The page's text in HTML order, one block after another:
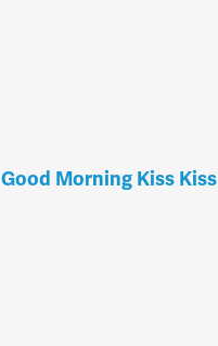
Good Morning Kiss Kiss